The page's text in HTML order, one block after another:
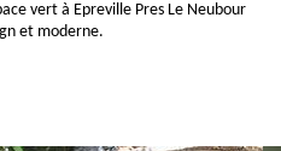
vert à Epreville Pres Le Neubour
et moderne.